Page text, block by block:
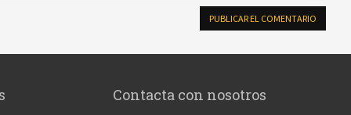
Contacta con nosotros